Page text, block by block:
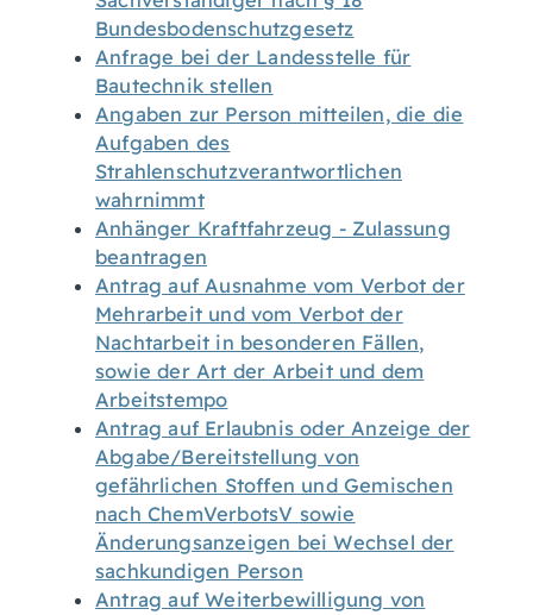
Bundesbodenschutzgesetz
Anfrage bei der Landesstelle für
Bautechnik stellen
Angaben zur Person mitteilen, die die
Aufgaben des
Strahlenschutzverantwortlichen
wahrnimmt
Anhänger Kraftfahrzeug - Zulassung
beantragen
Antrag auf Ausnahme vom Verbot der
Mehrarbeit und vom Verbot der
Nachtarbeit in besonderen Fällen,
sowie der Art der Arbeit und dem
Arbeitstempo
Antrag auf Erlaubnis oder Anzeige der
Abgabe/Bereitstellung von
gefährlichen Stoffen und Gemischen
nach ChemVerbotsV sowie
Änderungsanzeigen bei Wechsel der
sachkundigen Person
Antrag auf Weiterbewilligung von